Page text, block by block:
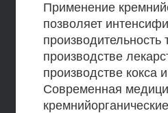
Применение
позволяет
производстве
производстве кокса
Современная